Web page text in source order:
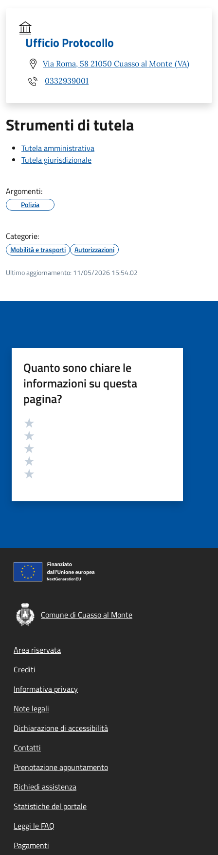
Ufficio Protocollo
Via Roma, 58 21050 Cuasso al Monte (VA)
0332939001
Strumenti di tutela
Tutela amministrativa
Tutela giurisdizionale
Argomenti:
Polizia
Categorie:
Mobilità e trasporti Autorizzazioni
Ultimo aggiornamento: 11/05/2026 15:54.02
Quanto sono chiare le
informazioni su questa
pagina?
Valutazione
Comune di Cuasso al Monte
Footer menu
Area riservata
Crediti
Informativa privacy
Note legali
Dichiarazione di accessibilità
Contatti
Prenotazione appuntamento
Richiedi assistenza
Statistiche del portale
Leggi le FAQ
Pagamenti